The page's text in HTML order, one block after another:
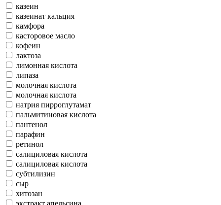
казеин
казеинат кальция
камфора
касторовое масло
кофеин
лактоза
лимонная кислота
липаза
молочная кислота
молочная кислота
натрия пирроглутамат
пальмитиновая кислота
пантенол
парафин
ретинол
салициловая кислота
салициловая кислота
субтилизин
сыр
хитозан
экстракт апельсина